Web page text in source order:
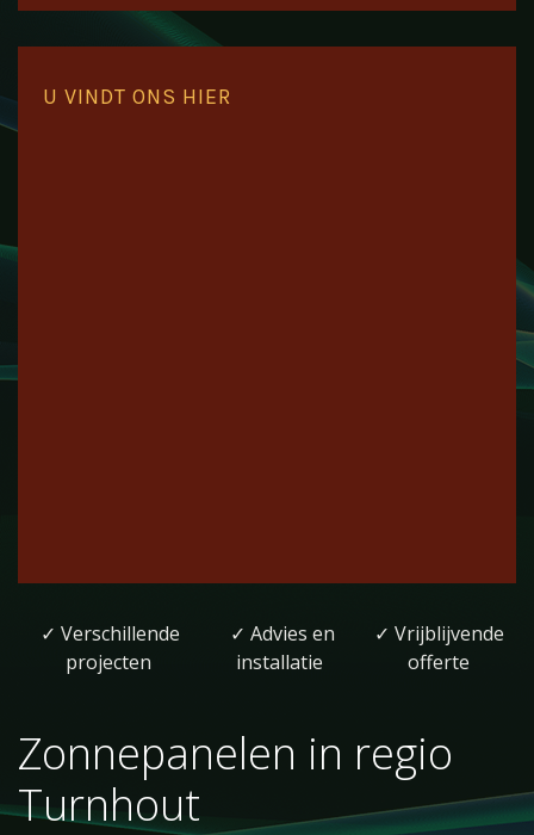
U VINDT ONS HIER
✓ Verschillende
projecten
✓ Advies en
installatie
✓ Vrijblijvende
offerte
Zonnepanelen in regio
Turnhout